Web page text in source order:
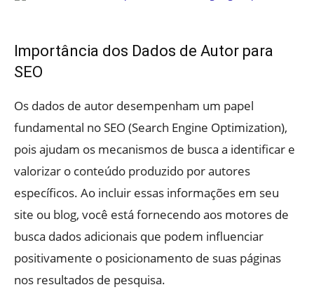
Importância dos Dados de Autor para
SEO
Os dados de autor desempenham um papel
fundamental no SEO (Search Engine Optimization),
pois ajudam os mecanismos de busca a identificar e
valorizar o conteúdo produzido por autores
específicos. Ao incluir essas informações em seu
site ou blog, você está fornecendo aos motores de
busca dados adicionais que podem influenciar
positivamente o posicionamento de suas páginas
nos resultados de pesquisa.